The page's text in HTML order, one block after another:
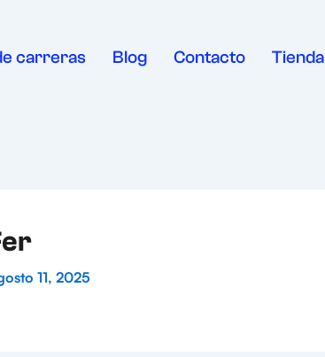
carreras Blog Contacto Tienda
11, 2025